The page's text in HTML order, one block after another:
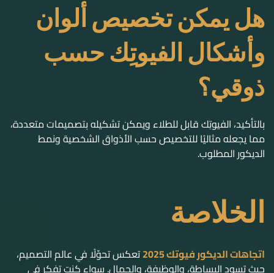
هل يمكن تخصيص ألوان
وأشكال الفيوتِك حسب
ذوقي؟
بالتأكيد، الفيوتِك قابل للطلاء ويمكن تشكيله بتصميمات متعددة،
مما يجعله مثاليًا للتخصيص حسب الأذواق الشخصية ونمط
الديكور المطلوب.
الخلاصة
اتجاهات الديكور فيوتك 2025
تعكس تحوّلًا في عالم التصميم،
حيث تسود البساطة، والوظيفة، والجمال. سواء كنت تفكر في